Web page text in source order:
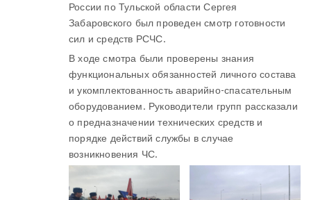
России по Тульской области Сергея
Забаровского был проведен смотр готовности
сил и средств РСЧС.
В ходе смотра были проверены знания
функциональных обязанностей личного состава
и укомплектованность аварийно-спасательным
оборудованием. Руководители групп рассказали
о предназначении технических средств и
порядке действий службы в случае
возникновения ЧС.